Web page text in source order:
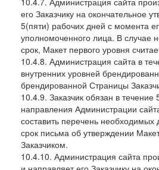
его Заказчику на окончательное
5(пяти) рабочих дней с момента
уполномоченного лица. В случае
срок, Макет первого уровня
10.4.8. Администрация сайта в
внутренних уровней
брендированной Страницы
10.4.9. Заказчик обязан в
направления Администрации
составить перечень необходимых
срок письма об утверждении
Заказчиком.
10.4.10. Администрация сайта